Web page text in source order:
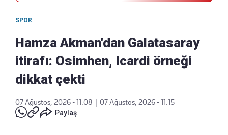
SPOR
Hamza Akman'dan Galatasaray
itirafı: Osimhen, Icardi örneği
dikkat çekti
07 Ağustos, 2026 - 11:08
07 Ağustos, 2026 - 11:15
Paylaş